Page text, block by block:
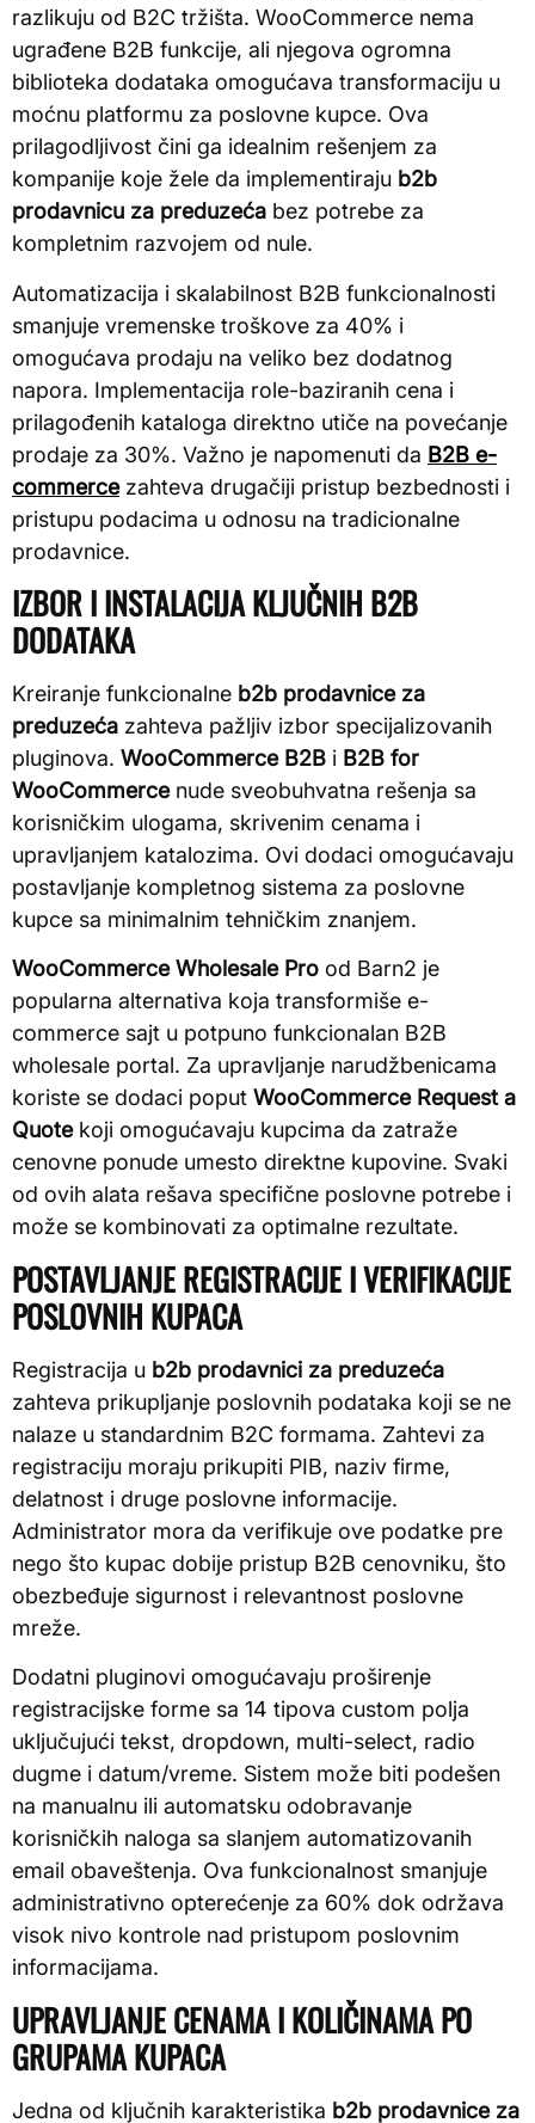
razlikuju od B2C tržišta. WooCommerce nema
ugrađene B2B funkcije, ali njegova ogromna
biblioteka dodataka omogućava transformaciju u
moćnu platformu za poslovne kupce. Ova
prilagodljivost čini ga idealnim rešenjem za
kompanije koje žele da implementiraju b2b
prodavnicu za preduzeća bez potrebe za
kompletnim razvojem od nule.
Automatizacija i skalabilnost B2B funkcionalnosti
smanjuje vremenske troškove za 40% i
omogućava prodaju na veliko bez dodatnog
napora. Implementacija role-baziranih cena i
prilagođenih kataloga direktno utiče na povećanje
prodaje za 30%. Važno je napomenuti da B2B e-
commercezahteva drugačiji pristup bezbednosti i
pristupu podacima u odnosu na tradicionalne
prodavnice.
IZBOR I INSTALACIJA KLJUČNIH B2B
DODATAKA
Kreiranje funkcionalne b2b prodavnice za
preduzeća zahteva pažljiv izbor specijalizovanih
pluginova. WooCommerce B2B i B2B for
WooCommercenude sveobuhvatna rešenja sa
korisničkim ulogama, skrivenim cenama i
upravljanjem katalozima. Ovi dodaci omogućavaju
postavljanje kompletnog sistema za poslovne
kupce sa minimalnim tehničkim znanjem.
WooCommerce Wholesale Pro od Barn2 je
popularna alternativa koja transformiše e-
commerce sajt u potpuno funkcionalan B2B
wholesale portal. Za upravljanje narudžbenicama
koriste se dodaci poput WooCommerce Request a
Quotekoji omogućavaju kupcima da zatraže
cenovne ponude umesto direktne kupovine. Svaki
od ovih alata rešava specifične poslovne potrebe i
može se kombinovati za optimalne rezultate.
POSTAVLJANJE REGISTRACIJE I VERIFIKACIJE
POSLOVNIH KUPACA
Registracija u b2b prodavnici za preduzeća
zahteva prikupljanje poslovnih podataka koji se ne
nalaze u standardnim B2C formama. Zahtevi za
registraciju moraju prikupiti PIB, naziv firme,
delatnost i druge poslovne informacije.
Administrator mora da verifikuje ove podatke pre
nego što kupac dobije pristup B2B cenovniku, što
obezbeđuje sigurnost i relevantnost poslovne
mreže.
Dodatni pluginovi omogućavaju proširenje
registracijske forme sa 14 tipova custom polja
uključujući tekst, dropdown, multi-select, radio
dugme i datum/vreme. Sistem može biti podešen
na manualnu ili automatsku odobravanje
korisničkih naloga sa slanjem automatizovanih
email obaveštenja. Ova funkcionalnost smanjuje
administrativno opterećenje za 60% dok održava
visok nivo kontrole nad pristupom poslovnim
informacijama.
UPRAVLJANJE CENAMA I KOLIČINAMA PO
GRUPAMA KUPACA
Jedna od ključnih karakteristika b2b prodavnice za